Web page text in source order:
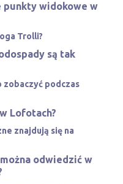
punkty widokowe w
Trolli?
są tak
podczas
Lofotach?
znajdują się na
odwiedzić w